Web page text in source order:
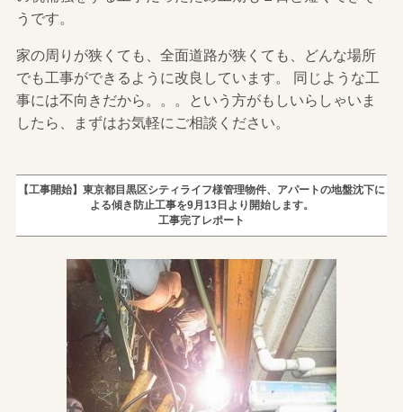
うです。
家の周りが狭くても、全面道路が狭くても、どんな場所
でも工事ができるように改良しています。 同じような工
事には不向きだから。。。という方がもしいらしゃいま
したら、まずはお気軽にご相談ください。
【工事開始】東京都目黒区シティライフ様管理物件、アパートの地盤沈下に
よる傾き防止工事を9月13日より開始します。
工事完了レポート